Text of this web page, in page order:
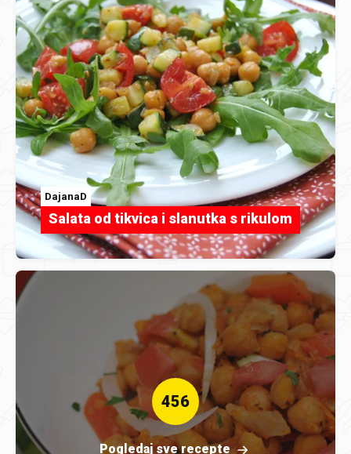
DajanaD
Salata od tikvica i slanutka s rikulom
456
Pogledaj sve recepte